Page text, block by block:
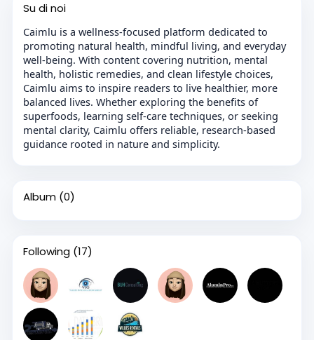
Su di noi
Caimlu is a wellness-focused platform dedicated to
promoting natural health, mindful living, and everyday
well-being. With content covering nutrition, mental
health, holistic remedies, and clean lifestyle choices,
Caimlu aims to inspire readers to live healthier, more
balanced lives. Whether exploring the benefits of
superfoods, learning self-care techniques, or seeking
mental clarity, Caimlu offers reliable, research-based
guidance rooted in nature and simplicity.
Album (0)
Following (17)